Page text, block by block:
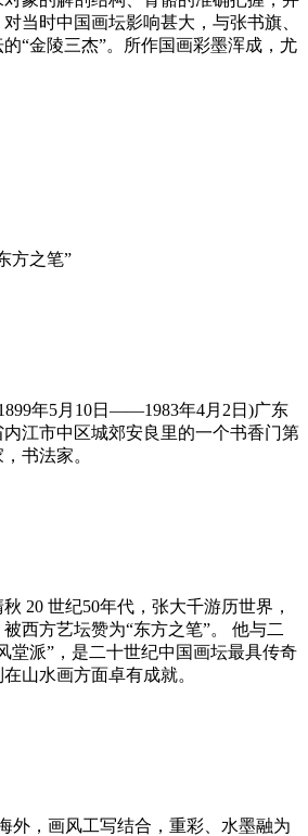
当时中国画坛影响甚大，与张书旗、
“金陵三杰”。所作国画彩墨浑成，尤
之笔”
年5月10日——1983年4月2日)广东
江市中区城郊安良里的一个书香门第
书法家。
世纪50年代，张大千游历世界，
西方艺坛赞为“东方之笔”。 他与二
堂派”，是二十世纪中国画坛最具传奇
山水画方面卓有成就。
，画风工写结合，重彩、水墨融为